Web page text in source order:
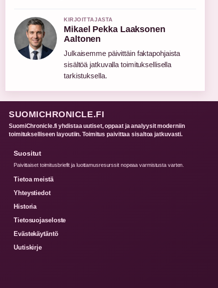
KIRJOITTAJASTA
Mikael Pekka Laaksonen
Aaltonen
Julkaisemme päivittäin faktapohjaista
sisältöä jatkuvalla toimituksellisella
tarkistuksella.
SUOMICHRONICLE.FI
SuomiChronicle.fi yhdistaa uutiset, oppaat ja analyysit moderniin
toimitukselliseen layoutiin. Toimitus paivittaa sisaltoa jatkuvasti.
Suositut
Paivittaiset toimitusbriefit ja luottamusresurssit nopeaa varmistusta varten.
Tietoa meistä
Yhteystiedot
Historia
Tietosuojaseloste
Evästekäytäntö
Uutiskirje